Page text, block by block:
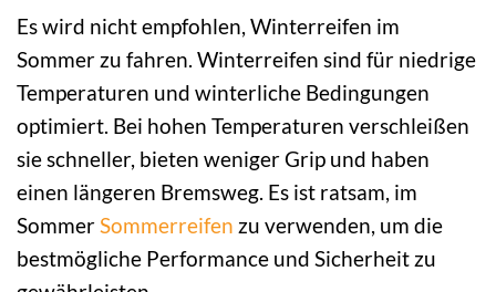
Es wird nicht empfohlen, Winterreifen im
Sommer zu fahren. Winterreifen sind für niedrige
Temperaturen und winterliche Bedingungen
optimiert. Bei hohen Temperaturen verschleißen
sie schneller, bieten weniger Grip und haben
einen längeren Bremsweg. Es ist ratsam, im
SommerSommerreifen zu verwenden, um die
bestmögliche Performance und Sicherheit zu